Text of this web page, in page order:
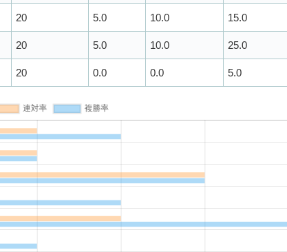
20 5.0 10.0 15.0
20 5.0 10.0 25.0
20 0.0 0.0 5.0